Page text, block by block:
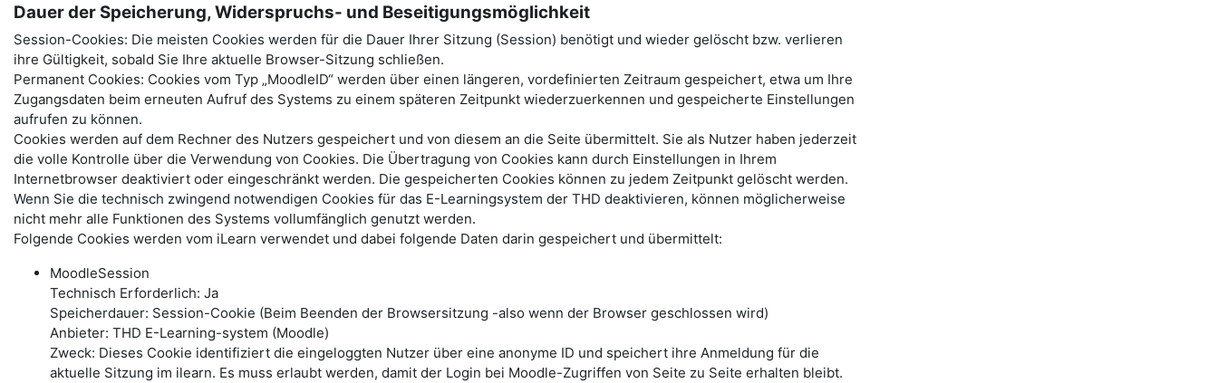
Dauer der Speicherung, Widerspruchs- und Beseitigungsmöglichkeit
Session-Cookies: Die meisten Cookies werden für die Dauer Ihrer Sitzung (Session) benötigt und wieder gelöscht bzw. verlieren
ihre Gültigkeit, sobald Sie Ihre aktuelle Browser-Sitzung schließen.
Permanent Cookies: Cookies vom Typ „MoodleID“ werden über einen längeren, vordefinierten Zeitraum gespeichert, etwa um Ihre
Zugangsdaten beim erneuten Aufruf des Systems zu einem späteren Zeitpunkt wiederzuerkennen und gespeicherte Einstellungen
aufrufen zu können.
Cookies werden auf dem Rechner des Nutzers gespeichert und von diesem an die Seite übermittelt. Sie als Nutzer haben jederzeit
die volle Kontrolle über die Verwendung von Cookies. Die Übertragung von Cookies kann durch Einstellungen in Ihrem
Internetbrowser deaktiviert oder eingeschränkt werden. Die gespeicherten Cookies können zu jedem Zeitpunkt gelöscht werden.
Wenn Sie die technisch zwingend notwendigen Cookies für das E-Learningsystem der THD deaktivieren, können möglicherweise
nicht mehr alle Funktionen des Systems vollumfänglich genutzt werden.
Folgende Cookies werden vom iLearn verwendet und dabei folgende Daten darin gespeichert und übermittelt:
MoodleSession
Technisch Erforderlich: Ja
Speicherdauer: Session-Cookie (Beim Beenden der Browsersitzung -also wenn der Browser geschlossen wird)
Anbieter: THD E-Learning-system (Moodle)
Zweck: Dieses Cookie identifiziert die eingeloggten Nutzer über eine anonyme ID und speichert ihre Anmeldung für die
aktuelle Sitzung im ilearn. Es muss erlaubt werden, damit der Login bei Moodle-Zugriffen von Seite zu Seite erhalten bleibt.